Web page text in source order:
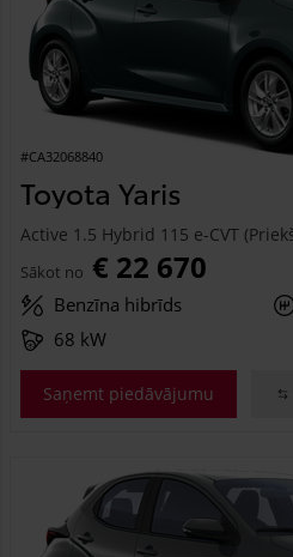
#CA32068840
Toyota Yaris
Active 1.5 Hybrid 115 e-CVT
Sākot no € 22 670
Benzīna hibrīds
68 kW
Saņemt piedāvājumu